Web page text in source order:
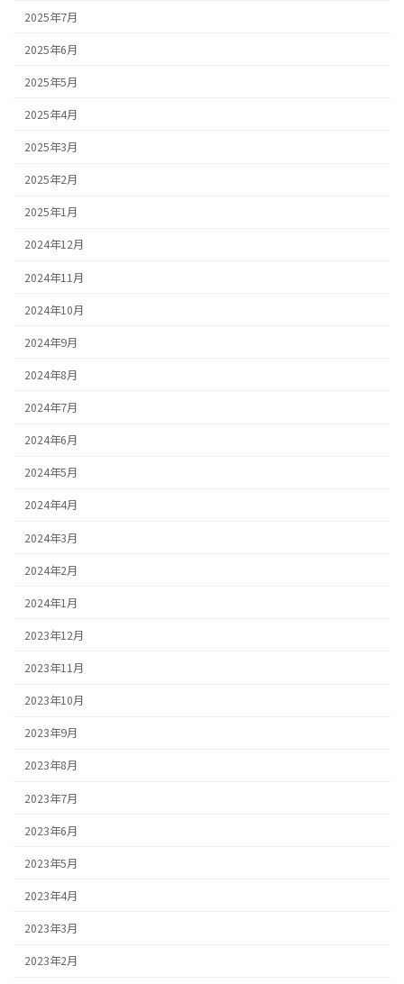
2025年7月
2025年6月
2025年5月
2025年4月
2025年3月
2025年2月
2025年1月
2024年12月
2024年11月
2024年10月
2024年9月
2024年8月
2024年7月
2024年6月
2024年5月
2024年4月
2024年3月
2024年2月
2024年1月
2023年12月
2023年11月
2023年10月
2023年9月
2023年8月
2023年7月
2023年6月
2023年5月
2023年4月
2023年3月
2023年2月